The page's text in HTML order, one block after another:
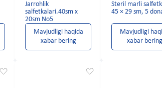
Jarrohlik
salfetkalari.40sm x
20sm No5
Mavjudligi haqida
xabar bering
Steril marli
45 × 29 sm, 5
Mavjudligi
xabar bering